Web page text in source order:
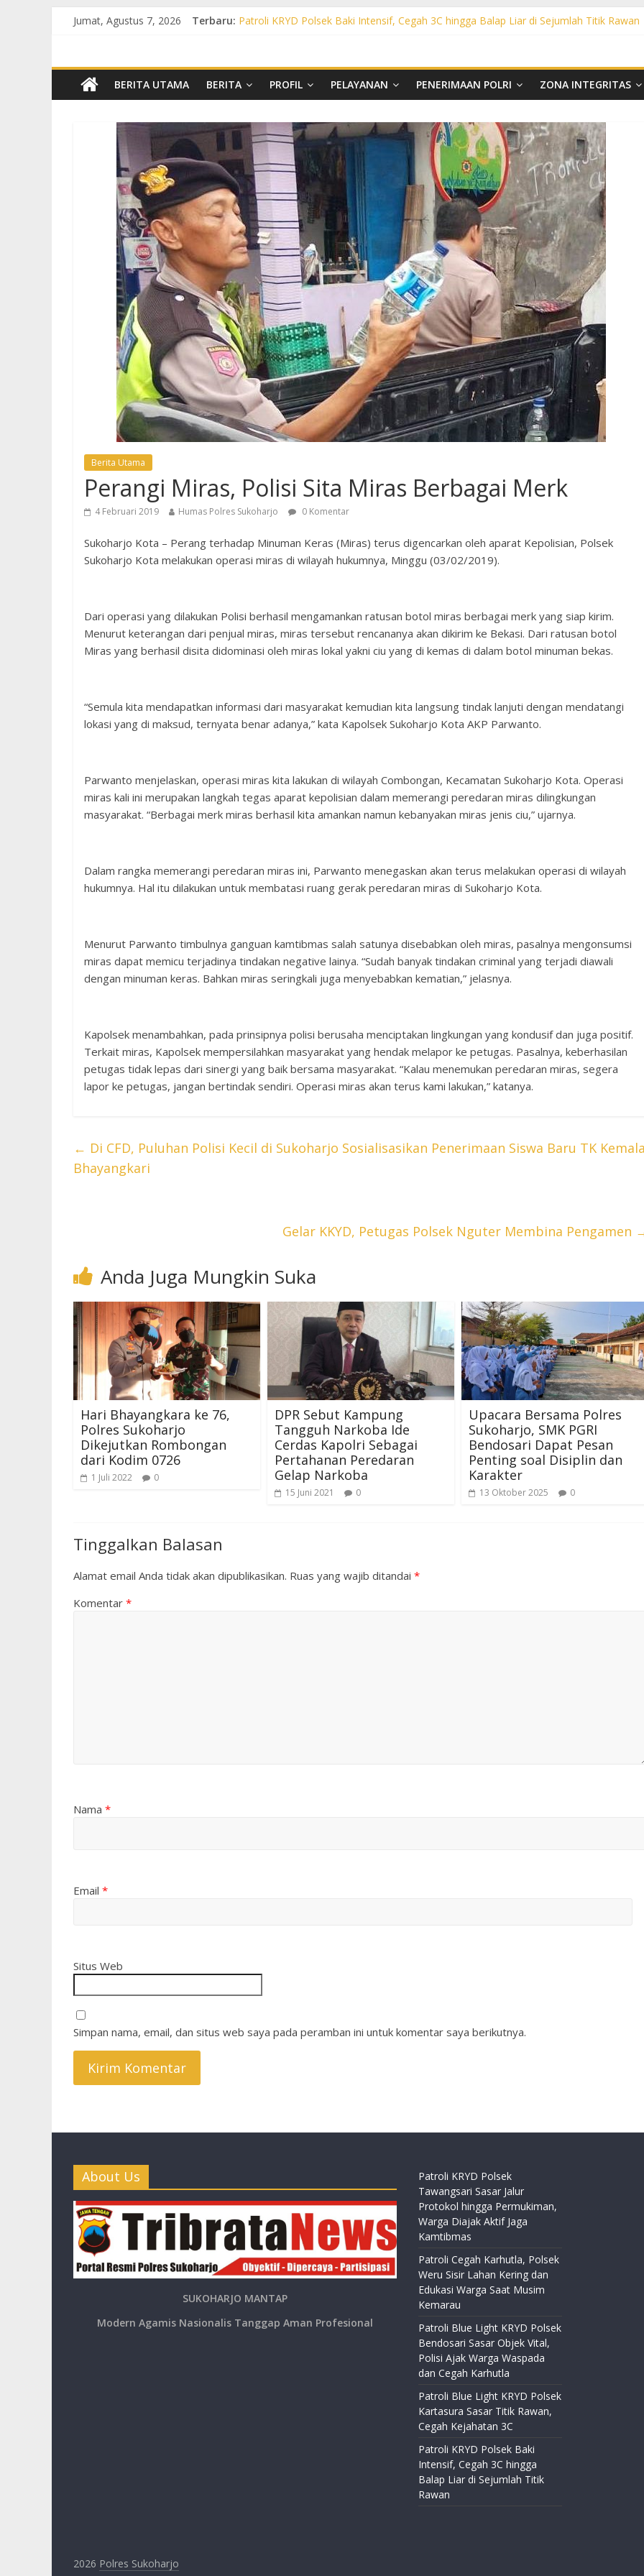
Jumat, Agustus 7, 2026 Terbaru: Patroli KRYD Polsek Baki Intensif, Cegah 3C hingga Balap Liar di Sejumlah Titik Rawan
Patroli Blue Light KRYD Polsek Bendosari Sasar Objek Vital, Polisi Ajak Warga
Patroli Blue Light KRYD Polsek Kartasura Sasar Titik Rawan, Cegah Kejahatan 3C
BERITA UTAMA BERITA PROFIL PELAYANAN PENERIMAAN POLRI ZONA INTEGRITAS
Berita Utama
Perangi Miras, Polisi Sita Miras Berbagai Merk
4 Februari 2019 Humas Polres Sukoharjo 0 Komentar
Sukoharjo Kota – Perang terhadap Minuman Keras (Miras) terus digencarkan oleh aparat Kepolisian, Polsek
Sukoharjo Kota melakukan operasi miras di wilayah hukumnya, Minggu (03/02/2019).
Dari operasi yang dilakukan Polisi berhasil mengamankan ratusan botol miras berbagai merk yang siap kirim.
Menurut keterangan dari penjual miras, miras tersebut rencananya akan dikirim ke Bekasi. Dari ratusan botol
Miras yang berhasil disita didominasi oleh miras lokal yakni ciu yang di kemas di dalam botol minuman bekas.
“Semula kita mendapatkan informasi dari masyarakat kemudian kita langsung tindak lanjuti dengan mendatangi
lokasi yang di maksud, ternyata benar adanya,” kata Kapolsek Sukoharjo Kota AKP Parwanto.
Parwanto menjelaskan, operasi miras kita lakukan di wilayah Combongan, Kecamatan Sukoharjo Kota. Operasi
miras kali ini merupakan langkah tegas aparat kepolisian dalam memerangi peredaran miras dilingkungan
masyarakat. “Berbagai merk miras berhasil kita amankan namun kebanyakan miras jenis ciu,” ujarnya.
Dalam rangka memerangi peredaran miras ini, Parwanto menegaskan akan terus melakukan operasi di wilayah
hukumnya. Hal itu dilakukan untuk membatasi ruang gerak peredaran miras di Sukoharjo Kota.
Menurut Parwanto timbulnya ganguan kamtibmas salah satunya disebabkan oleh miras, pasalnya mengonsumsi
miras dapat memicu terjadinya tindakan negative lainya. “Sudah banyak tindakan criminal yang terjadi diawali
dengan minuman keras. Bahkan miras seringkali juga menyebabkan kematian,” jelasnya.
Kapolsek menambahkan, pada prinsipnya polisi berusaha menciptakan lingkungan yang kondusif dan juga positif.
Terkait miras, Kapolsek mempersilahkan masyarakat yang hendak melapor ke petugas. Pasalnya, keberhasilan
petugas tidak lepas dari sinergi yang baik bersama masyarakat. “Kalau menemukan peredaran miras, segera
lapor ke petugas, jangan bertindak sendiri. Operasi miras akan terus kami lakukan,” katanya.
← Di CFD, Puluhan Polisi Kecil di Sukoharjo Sosialisasikan Penerimaan Siswa Baru TK
Bhayangkari
Gelar KKYD, Petugas Polsek Nguter Membina Pengamen
Anda Juga Mungkin Suka
Hari Bhayangkara ke 76,
Polres Sukoharjo
Dikejutkan Rombongan
dari Kodim 0726
1 Juli 2022 0
DPR Sebut Kampung
Tangguh Narkoba Ide
Cerdas Kapolri Sebagai
Pertahanan Peredaran
Gelap Narkoba
15 Juni 2021 0
Upacara Bersama Polres
Sukoharjo, SMK PGRI
Bendosari Dapat Pesan
Penting soal Disiplin dan
Karakter
13 Oktober 2025 0
Tinggalkan Balasan
Alamat email Anda tidak akan dipublikasikan. Ruas yang wajib ditandai *
Komentar *
Nama *
Email *
Situs Web
Simpan nama, email, dan situs web saya pada peramban ini untuk komentar saya berikutnya.
About Us
SUKOHARJO MANTAP
Modern Agamis Nasionalis Tanggap Aman Profesional
Patroli KRYD Polsek
Tawangsari Sasar Jalur
Protokol hingga Permukiman,
Warga Diajak Aktif Jaga
Kamtibmas
Patroli Cegah Karhutla, Polsek
Weru Sisir Lahan Kering dan
Edukasi Warga Saat Musim
Kemarau
Patroli Blue Light KRYD Polsek
Bendosari Sasar Objek Vital,
Polisi Ajak Warga Waspada
dan Cegah Karhutla
Patroli Blue Light KRYD Polsek
Kartasura Sasar Titik Rawan,
Cegah Kejahatan 3C
Patroli KRYD Polsek Baki
Intensif, Cegah 3C hingga
Balap Liar di Sejumlah Titik
Rawan
2026 Polres Sukoharjo